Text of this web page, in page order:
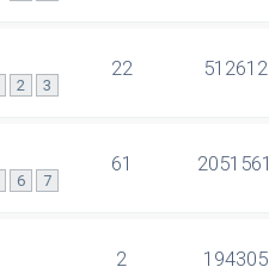
2 3
22 512612
6 7
61 2051561
2 194305